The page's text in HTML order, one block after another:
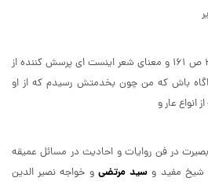
 الکنی و الالقاب طبع صیدا ج 3 ص 161 و معنای شعر اینست ای پرسش کننده از
باش که من چون بخدمتش رسیدم که از او
انواع عار و
در فن روایات و احادیث در مسائل عمیقه
شیخ مفید و سید مرتضی و خواجه نصیر الدین